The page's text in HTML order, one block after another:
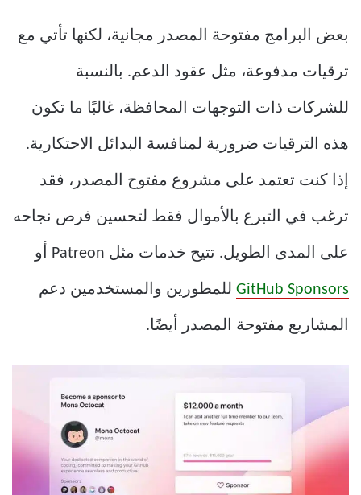
بعض البرامج مفتوحة المصدر مجانية، لكنها تأتي مع
ترقيات مدفوعة، مثل عقود الدعم. بالنسبة
للشركات ذات التوجهات المحافظة، غالبًا ما تكون
هذه الترقيات ضرورية لمنافسة البدائل الاحتكارية.
إذا كنت تعتمد على مشروع مفتوح المصدر، فقد
ترغب في التبرع بالأموال فقط لتحسين فرص نجاحه
على المدى الطويل. تتيح خدمات مثل Patreon أو
GitHub Sponsors للمطورين والمستخدمين دعم
المشاريع مفتوحة المصدر أيضًا.